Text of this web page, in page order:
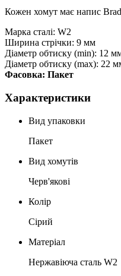
Кожен хомут має напис
Марка сталі: W2
Ширина стрічки: 9 мм
Діаметр обтиску (min): 12
Діаметр обтиску (max): 22
Фасовка: Пакет
Характеристики
Вид упаковки
Пакет
Вид хомутів
Черв'якові
Колір
Сірий
Матеріал
Нержавіюча сталь W2